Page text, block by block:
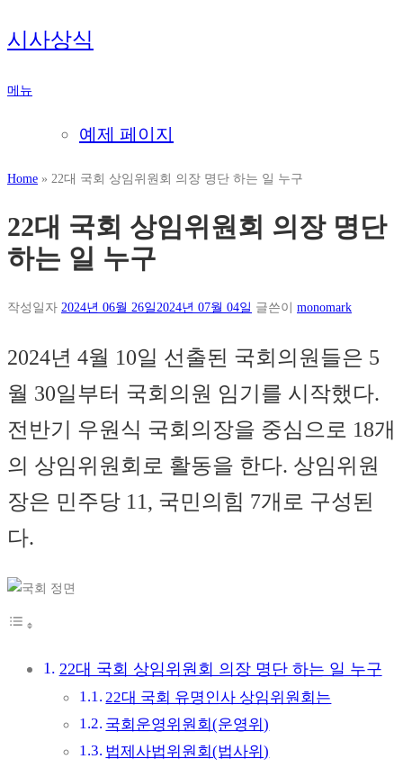
내
용
로
기
시사상식
메뉴
예제 페이지
Home » 22대 국회 상임위원회 의장 명단 하는 일 누구
22대 국회 상임위원회 의장 명단
하는 일 누구
작성일자 2024년 06월 26일2024년 07월 04일 글쓴이 monomark
2024년 4월 10일 선출된 국회의원들은 5
월 30일부터 국회의원 임기를 시작했다.
전반기 우원식 국회의장을 중심으로 18개
의 상임위원회로 활동을 한다. 상임위원
장은 민주당 11, 국민의힘 7개로 구성된
다.
22대 국회 상임위원회 의장 명단 하는 일 누구
22대 국회 유명인사 상임위원회는
국회운영위원회(운영위)
법제사법위원회(법사위)